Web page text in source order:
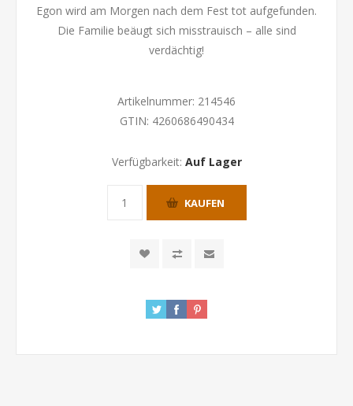
Egon wird am Morgen nach dem Fest tot aufgefunden.
Die Familie beäugt sich misstrauisch – alle sind
verdächtig!
Artikelnummer: 214546
GTIN: 4260686490434
Verfügbarkeit: Auf Lager
KAUFEN